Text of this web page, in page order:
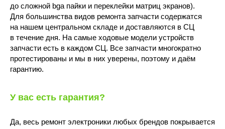
до сложной bga пайки и переклейки матриц экранов).
Для большинства видов ремонта запчасти содержатся
на нашем центральном складе и доставляются в СЦ
в течение дня. На самые ходовые модели устройств
запчасти есть в каждом СЦ. Все запчасти многократно
протестированы и мы в них уверены, поэтому и даём
гарантию.
У вас есть гарантия?
Да, весь ремонт электроники любых брендов покрывается